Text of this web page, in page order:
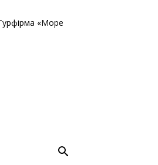
«Море